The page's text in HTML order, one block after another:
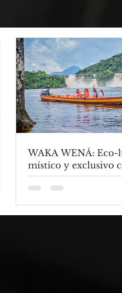
WAKA WENÁ: Eco-
místico y exclusivo
Laguna de Canaima